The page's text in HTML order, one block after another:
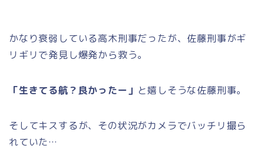
かなり衰弱している高木刑事だったが、佐藤刑事がギ
リギリで発見し爆発から救う。
「生きてる航？良かったー」 と嬉しそうな佐藤刑事。
そしてキスするが、その状況がカメラでバッチリ撮ら
れていた…